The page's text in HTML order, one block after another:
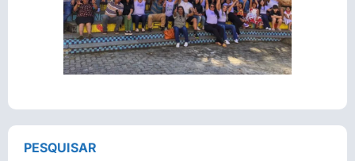
PESQUISAR